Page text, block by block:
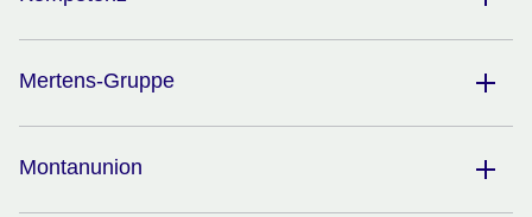
Mertens-Gruppe
Montanunion